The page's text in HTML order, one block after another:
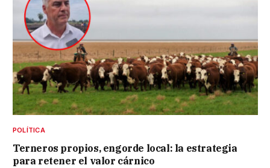
POLÍTICA
Terneros propios, engorde local: la estrategia
para retener el valor cárnico